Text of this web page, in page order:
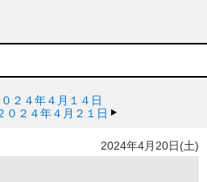
０２４年４月１４日
０２４年４月２１日
2024年4月20日(土)